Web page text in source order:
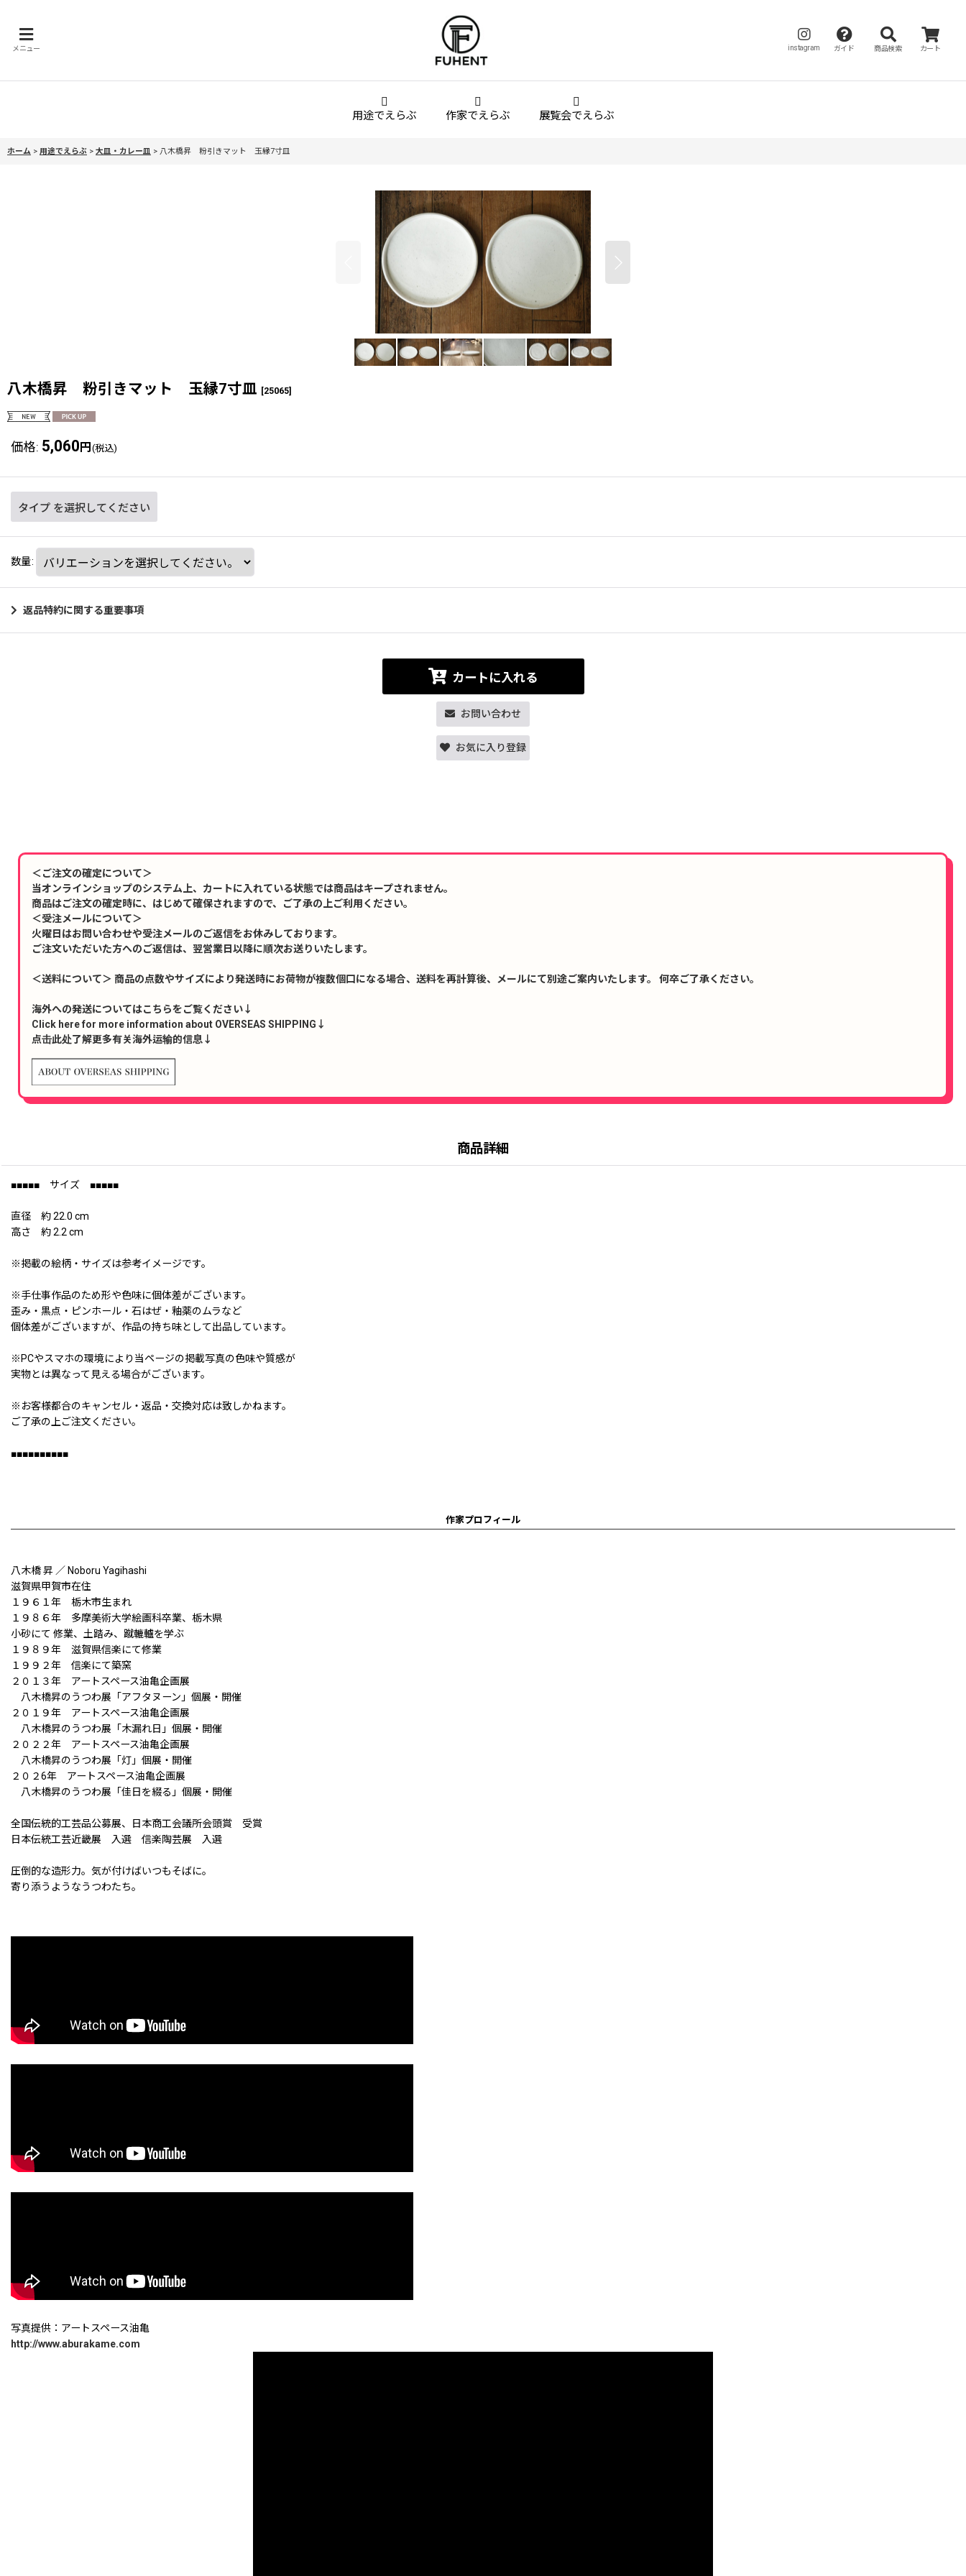
メニュー instagram ガイド 商品検索 カート
用途でえらぶ 作家でえらぶ 展覧会でえらぶ
ホーム > 用途でえらぶ > 大皿・カレー皿 > 八木橋昇 粉引きマット 玉縁7寸皿
八木橋昇 粉引きマット 玉縁7寸皿 [25065]
価格: 5,060 円 (税込)
タイプ を選択してください
数量:
返品特約に関する重要事項
カートに入れる
お問い合わせ
お気に入り登録
＜ご注文の確定について＞
当オンラインショップのシステム上、カートに入れている状態では商品はキープされません。
商品はご注文の確定時に、はじめて確保されますので、ご了承の上ご利用ください。
＜受注メールについて＞
火曜日はお問い合わせや受注メールのご返信をお休みしております。
ご注文いただいた方へのご返信は、翌営業日以降に順次お送りいたします。
＜送料について＞ 商品の点数やサイズにより発送時にお荷物が複数個口になる場合、送料を再計算後、メールにて別途ご案内いたします。 何卒ご了承ください。
海外への発送についてはこちらをご覧ください↓
Click here for more information about OVERSEAS SHIPPING↓
点击此处了解更多有关海外运输的信息↓
商品詳細
■■■■■ サイズ ■■■■■
直径 約 22.0 cm
高さ 約 2.2 cm
※掲載の絵柄・サイズは参考イメージです。
※手仕事作品のため形や色味に個体差がございます。
歪み・黒点・ピンホール・石はぜ・釉薬のムラなど
個体差がございますが、作品の持ち味として出品しています。
※PCやスマホの環境により当ページの掲載写真の色味や質感が
実物とは異なって見える場合がございます。
※お客様都合のキャンセル・返品・交換対応は致しかねます。
ご了承の上ご注文ください。
■■■■■■■■■■
作家プロフィール
八木橋 昇 ／ Noboru Yagihashi
滋賀県甲賀市在住
１９６１年 栃木市生まれ
１９８６年 多摩美術大学絵画科卒業、栃木県
小砂にて 修業、土踏み、蹴轆轤を学ぶ
１９８９年 滋賀県信楽にて修業
１９９２年 信楽にて築窯
２０１３年 アートスペース油亀企画展
八木橋昇のうつわ展「アフタヌーン」個展・開催
２０１９年 アートスペース油亀企画展
八木橋昇のうつわ展「木漏れ日」個展・開催
２０２２年 アートスペース油亀企画展
八木橋昇のうつわ展「灯」個展・開催
２０２6年 アートスペース油亀企画展
八木橋昇のうつわ展「佳日を綴る」個展・開催
全国伝統的工芸品公募展、日本商工会議所会頭賞 受賞
日本伝統工芸近畿展 入選 信楽陶芸展 入選
圧倒的な造形力。気が付けばいつもそばに。
寄り添うようなうつわたち。
写真提供：アートスペース油亀
http://www.aburakame.com